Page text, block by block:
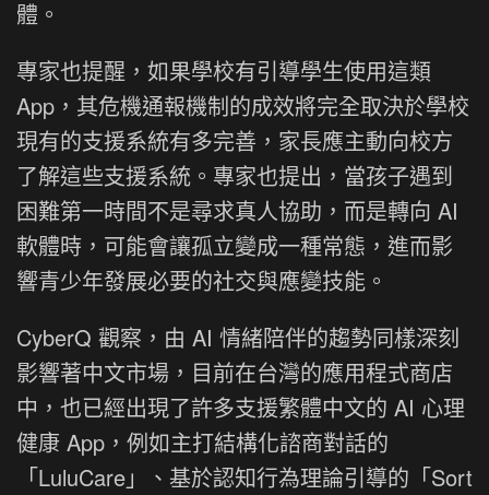
體。
專家也提醒，如果學校有引導學生使用這類
App，其危機通報機制的成效將完全取決於學校
現有的支援系統有多完善，家長應主動向校方
了解這些支援系統。專家也提出，當孩子遇到
困難第一時間不是尋求真人協助，而是轉向 AI
軟體時，可能會讓孤立變成一種常態，進而影
響青少年發展必要的社交與應變技能。
CyberQ 觀察，由 AI 情緒陪伴的趨勢同樣深刻
影響著中文市場，目前在台灣的應用程式商店
中，也已經出現了許多支援繁體中文的 AI 心理
健康 App，例如主打結構化諮商對話的
「LuluCare」、基於認知行為理論引導的「Sort